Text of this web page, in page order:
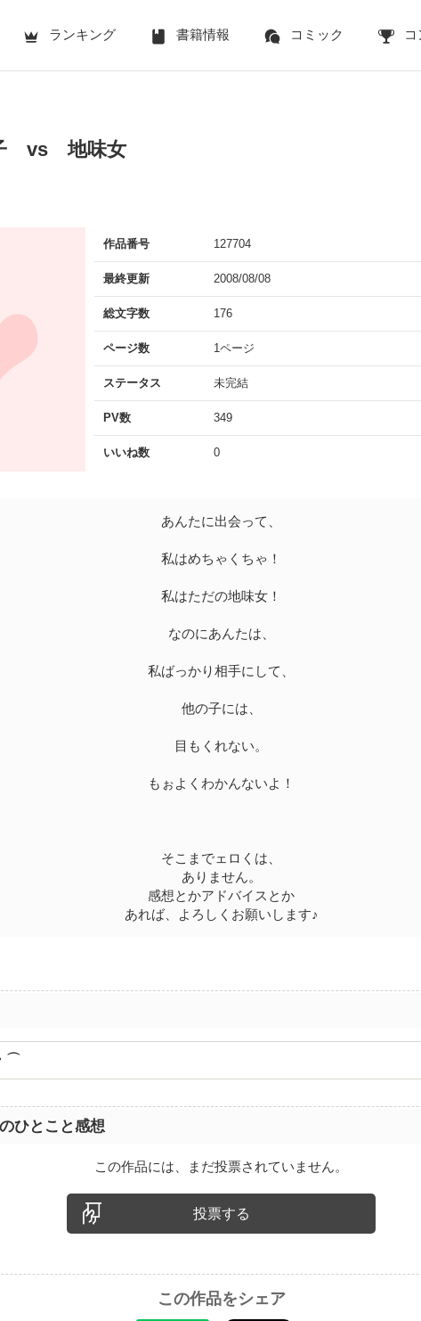
ランキング 書籍情報 コミック コ
vs 地味女
作品番号 127704
最終更新 2008/08/08
総文字数 176
ページ数 1ページ
ステータス 未完結
PV数 349
いいね数 0
あんたに出会って、
私はめちゃくちゃ！
私はただの地味女！
なのにあんたは、
私ばっかり相手にして、
他の子には、
目もくれない。
もぉよくわかんないよ！
そこまでェロくは、
ありません。
感想とかアドバイスとか
あれば、よろしくお願いします♪
⌒
ひとこと感想
この作品には、まだ投票されていません。
投票する
この作品をシェア